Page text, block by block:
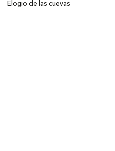
Elogio de las cuevas